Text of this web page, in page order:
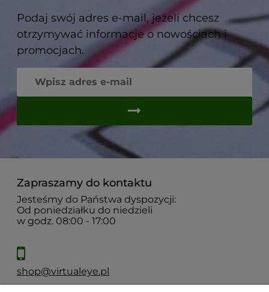
Podaj swój adres e-mail, jeżeli chcesz
otrzymywać informacje o nowościach i
promocjach.
Zapraszamy do kontaktu
Jesteśmy do Państwa dyspozycji:
Od poniedziałku do niedzieli
w godz. 08:00 - 17:00
shop@virtualeye.pl